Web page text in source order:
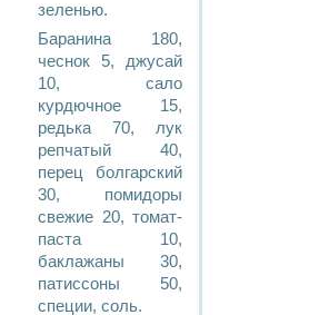
зеленью.
Баранина 180,
чеснок 5, джусай
10, сало
курдючное 15,
редька 70, лук
репчатый 40,
перец болгарский
30, помидоры
свежие 20, томат-
паста 10,
баклажаны 30,
патиссоны 50,
специи, соль.